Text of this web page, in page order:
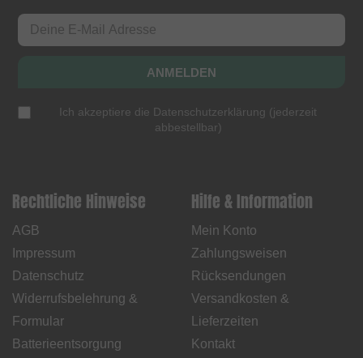
ANMELDEN
Ich akzeptiere die Datenschutzerklärung (jederzeit
abbestellbar)
Rechtliche Hinweise
AGB
Impressum
Datenschutz
Widerrufsbelehrung &
Formular
Batterieentsorgung
Hilfe & Information
Mein Konto
Zahlungsweisen
Rücksendungen
Versandkosten &
Lieferzeiten
Kontakt